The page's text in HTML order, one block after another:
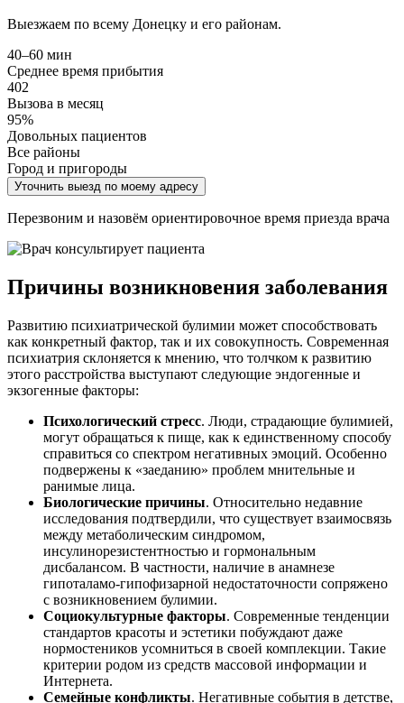
Выезжаем по всему Донецку и его районам.
40–60 мин
Среднее время прибытия
402
Вызова в месяц
95%
Довольных пациентов
Все районы
Город и пригороды
Уточнить выезд по моему адресу
Перезвоним и назовём ориентировочное время приезда врача
Причины возникновения заболевания
Развитию психиатрической булимии может способствовать
как конкретный фактор, так и их совокупность. Современная
психиатрия склоняется к мнению, что толчком к развитию
этого расстройства выступают следующие эндогенные и
экзогенные факторы:
Психологический стресс. Люди, страдающие булимией,
могут обращаться к пище, как к единственному способу
справиться со спектром негативных эмоций. Особенно
подвержены к «заеданию» проблем мнительные и
ранимые лица.
Биологические причины. Относительно недавние
исследования подтвердили, что существует взаимосвязь
между метаболическим синдромом,
инсулинорезистентностью и гормональным
дисбалансом. В частности, наличие в анамнезе
гипоталамо-гипофизарной недостаточности сопряжено
с возникновением булимии.
Социокультурные факторы. Современные тенденции
стандартов красоты и эстетики побуждают даже
нормостеников усомниться в своей комплекции. Такие
критерии родом из средств массовой информации и
Интернета.
Семейные конфликты. Негативные события в детстве,